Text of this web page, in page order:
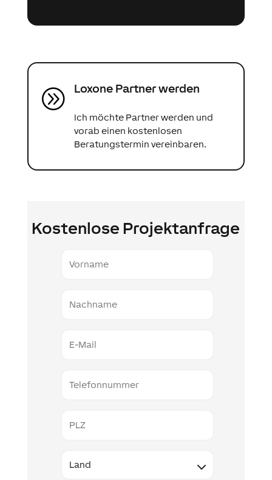
A Loxone Partner werden
Ich möchte Partner werden und
vorab einen kostenlosen
Beratungstermin vereinbaren.
Kostenlose Projektanfrage
Mail